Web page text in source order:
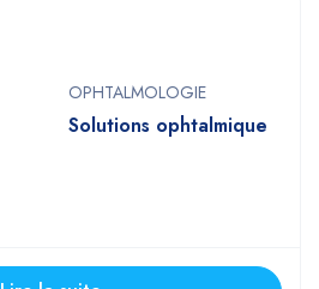
OPHTALMOLOGIE
Solutions ophtalmique